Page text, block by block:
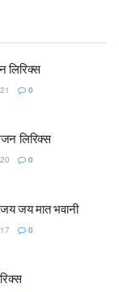
लिरिक्स
0
लिरिक्स
0
जय मात भवानी
0